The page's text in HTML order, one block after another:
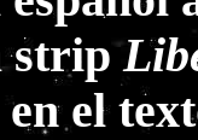
strip
el